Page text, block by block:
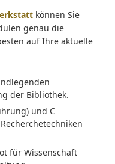
können Sie
genau die
auf Ihre aktuelle
der Bibliothek.
und C
für Wissenschaft